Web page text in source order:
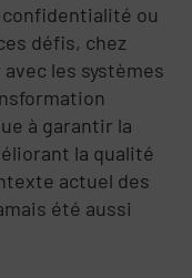
ou
défis, chez
les systèmes
à garantir la
la qualité
actuel des
été aussi